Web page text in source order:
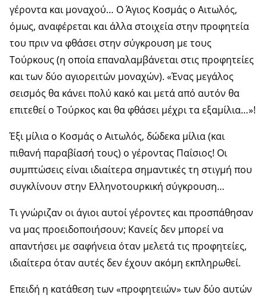
γέροντα και μοναχού… Ο Άγιος Κοσμάς ο Αιτωλός,
όμως, αναφέρεται και άλλα στοιχεία στην προφητεία
του πριν να φθάσει στην σύγκρουση με τους
Τούρκους (η οποία επαναλαμβάνεται στις προφητείες
και των δύο αγιορειτών μοναχών). «Ένας μεγάλος
σεισμός θα κάνει πολύ κακό και μετά από αυτόν θα
επιτεθεί ο Τούρκος και θα φθάσει μέχρι τα εξαμίλια…»!
Έξι μίλια ο Κοσμάς ο Αιτωλός, δώδεκα μίλια (και
πιθανή παραβίασή τους) ο γέροντας Παΐσιος! Οι
συμπτώσεις είναι ιδιαίτερα σημαντικές τη στιγμή που
συγκλίνουν στην Ελληνοτουρκική σύγκρουση…
Τι γνώριζαν οι άγιοι αυτοί γέροντες και προσπάθησαν
να μας προειδοποιήσουν; Κανείς δεν μπορεί να
απαντήσει με σαφήνεια όταν μελετά τις προφητείες,
ιδιαίτερα όταν αυτές δεν έχουν ακόμη εκπληρωθεί.
Επειδή η κατάθεση των «προφητειών» των δύο αυτών